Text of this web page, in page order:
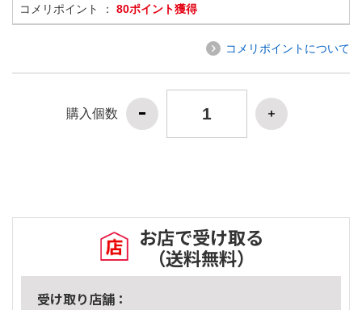
コメリポイント ： 80ポイント獲得
コメリポイントについて
購入個数
お店で受け取る
（送料無料）
受け取り店舗：